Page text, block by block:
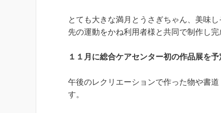
とても大きな満月とうさぎちゃん、美味
先の運動をかね利用者様と共同で制作し完
１１月に総合ケアセンター初の作品展を
午後のレクリエーションで作った物や書
す。